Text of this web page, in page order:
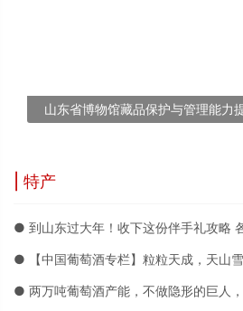
山东省博物馆藏品保护与管理能力
| 特产
● 到山东过大年！收下这份伴手礼攻略